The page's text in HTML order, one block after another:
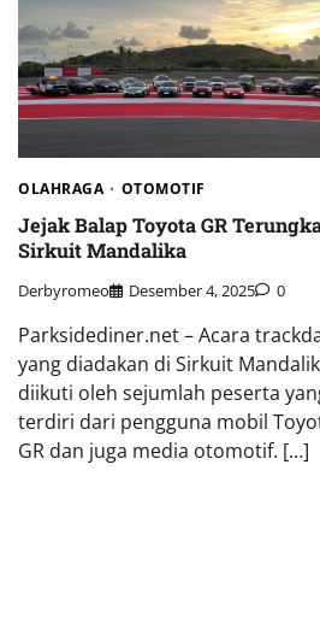
OLAHRAGA OTOMOTIF
Jejak Balap Toyota GR
Sirkuit Mandalika
Derbyromeo Desember 4, 2025 0
Parksidediner.net – Acara
yang diadakan di Sirkuit
diikuti oleh sejumlah peserta
terdiri dari pengguna mobil
GR dan juga media otomotif. […]